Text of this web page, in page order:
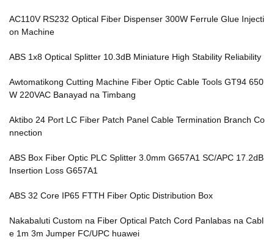
AC110V RS232 Optical Fiber Dispenser 300W Ferrule Glue Injecti
on Machine
ABS 1x8 Optical Splitter 10.3dB Miniature High Stability Reliability
Awtomatikong Cutting Machine Fiber Optic Cable Tools GT94 650
W 220VAC Banayad na Timbang
Aktibo 24 Port LC Fiber Patch Panel Cable Termination Branch Co
nnection
ABS Box Fiber Optic PLC Splitter 3.0mm G657A1 SC/APC 17.2dB
Insertion Loss G657A1
ABS 32 Core IP65 FTTH Fiber Optic Distribution Box
Nakabaluti Custom na Fiber Optical Patch Cord Panlabas na Cabl
e 1m 3m Jumper FC/UPC huawei